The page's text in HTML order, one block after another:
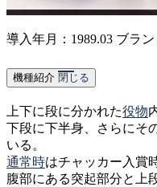
導入年月：1989.03 ブラ
機種紹介 閉じる
上下に段に分かれた役物
下段に下半身、さらにそ
いる。
通常時はチャッカー入賞
腹部にある突起部分と上